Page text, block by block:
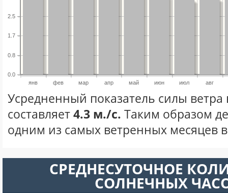
янв фев мар апр май июн июл авг
0.0
0.8
1.7
2.5
Усредненный показатель силы ветра
составляет4.3 м./с. Таким образом
одним из самых ветренных месяцев в
СРЕДНЕСУТОЧНОЕ
СОЛНЕЧНЫХ